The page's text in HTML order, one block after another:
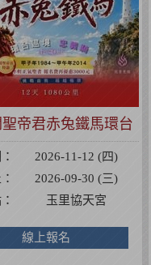
聖帝君赤兔鐵馬環台
巡境忠義騎
2026-11-12 (四)
2026-09-30 (三)
玉里協天宮
線上報名